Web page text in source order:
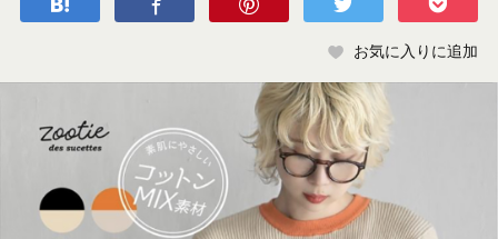
お気に入りに追加